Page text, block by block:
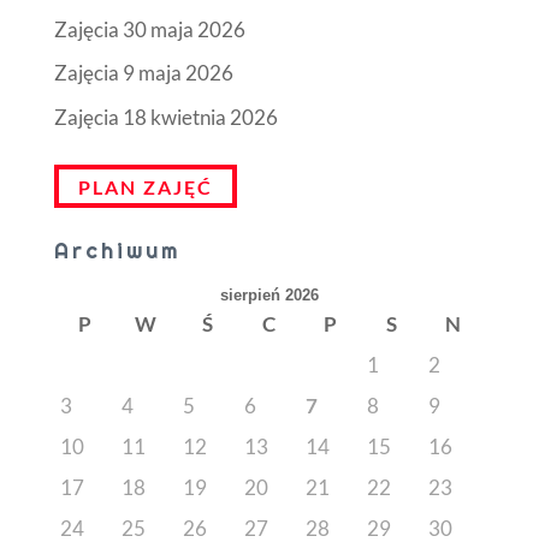
Zajęcia 30 maja 2026
Zajęcia 9 maja 2026
Zajęcia 18 kwietnia 2026
PLAN ZAJĘĆ
Archiwum
sierpień 2026
P W Ś C P S
N
1
2
3
4 5 6 7 8
9
10
11 12 13 14 15
16
17
18 19 20 21 22
23
24
25 26 27 28 29
30